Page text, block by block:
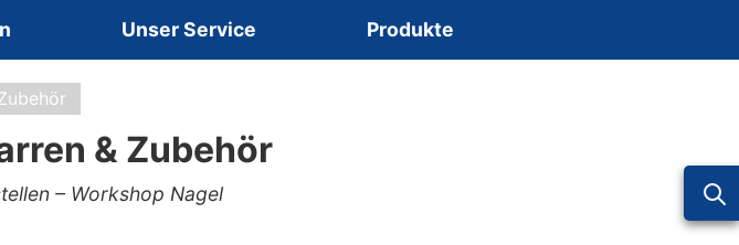
Unser Service Produkte
& Zubehör
– Workshop Nagel